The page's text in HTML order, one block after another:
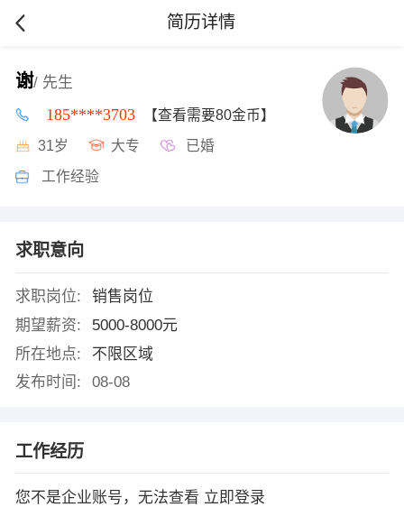
简历详情
谢/ 先生
185****3703 【查看需要80金币】
31岁 大专 已婚
工作经验
求职意向
求职岗位:
销售岗位
期望薪资:
5000-8000元
所在地点:
不限区域
发布时间:
08-08
工作经历
您不是企业账号，无法查看 立即登录